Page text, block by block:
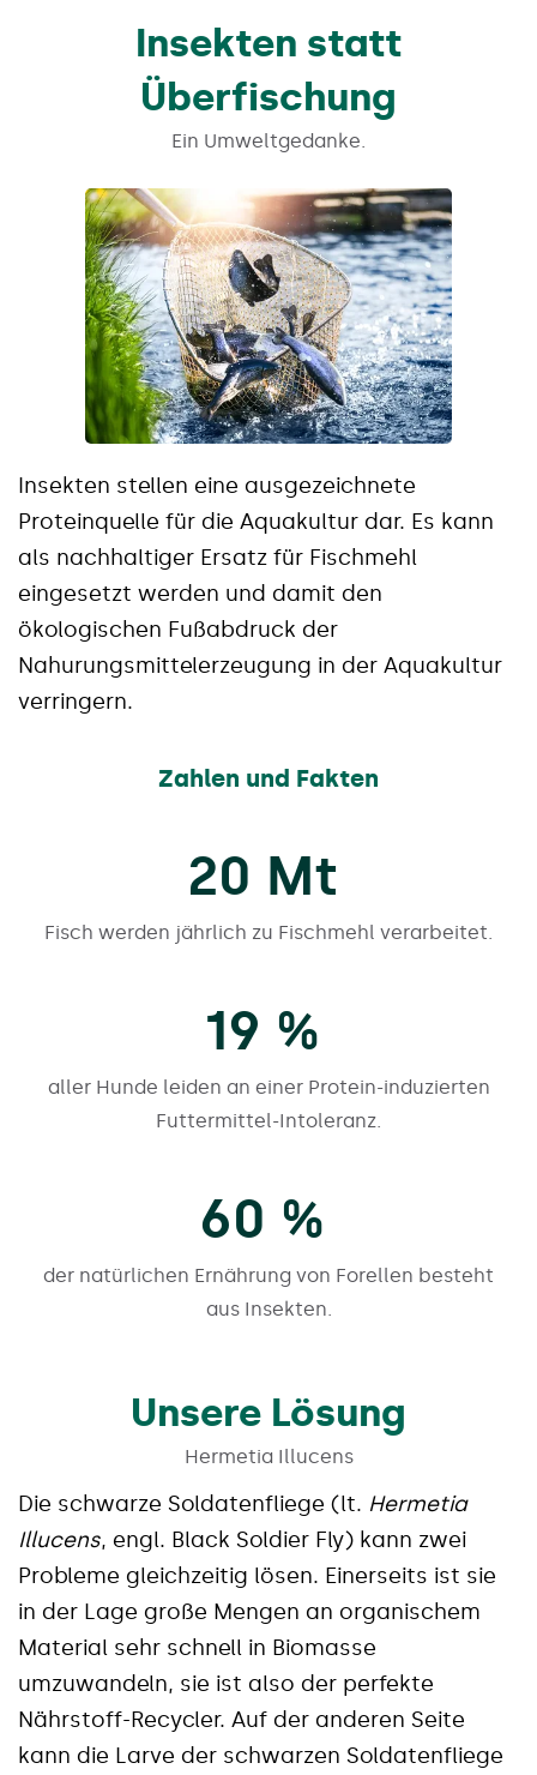
Insekten statt
Überfischung
Ein Umweltgedanke.
Insekten stellen eine ausgezeichnete
Proteinquelle für die Aquakultur dar. Es kann
als nachhaltiger Ersatz für Fischmehl
eingesetzt werden und damit den
ökologischen Fußabdruck der
Nahurungsmittelerzeugung in der Aquakultur
verringern.
Zahlen und Fakten
20 Mt
Fisch werden jährlich zu Fischmehl verarbeitet.
19 %
aller Hunde leiden an einer Protein-induzierten
Futtermittel-Intoleranz.
60 %
der natürlichen Ernährung von Forellen besteht
aus Insekten.
Unsere Lösung
Hermetia Illucens
Die schwarze Soldatenfliege (lt. Hermetia
Illucens, engl. Black Soldier Fly) kann zwei
Probleme gleichzeitig lösen. Einerseits ist sie
in der Lage große Mengen an organischem
Material sehr schnell in Biomasse
umzuwandeln, sie ist also der perfekte
Nährstoff-Recycler. Auf der anderen Seite
kann die Larve der schwarzen Soldatenfliege